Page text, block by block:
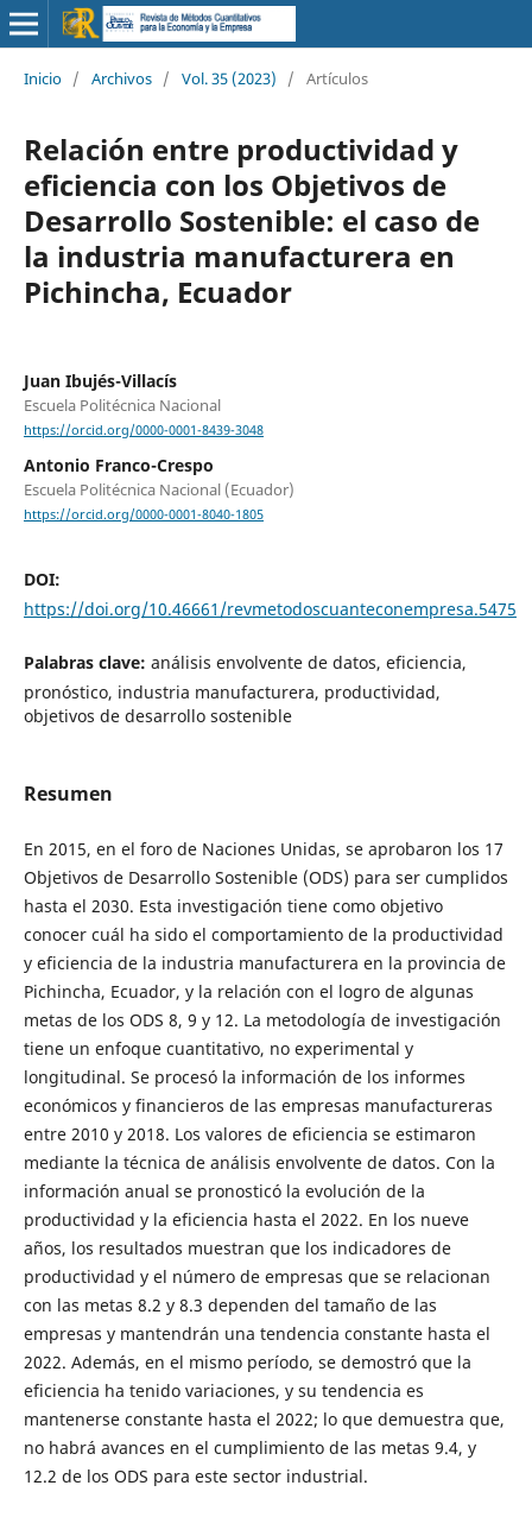
Inicio / Archivos / Vol. 35 (2023) / Artículos
Relación entre productividad y
eficiencia con los Objetivos de
Desarrollo Sostenible: el caso de
la industria manufacturera en
Pichincha, Ecuador
Juan Ibujés-Villacís
Escuela Politécnica Nacional
https://orcid.org/0000-0001-8439-3048
Antonio Franco-Crespo
Escuela Politécnica Nacional (Ecuador)
https://orcid.org/0000-0001-8040-1805
DOI:
https://doi.org/10.46661/revmetodoscuanteconempresa.5475
Palabras clave: análisis envolvente de datos, eficiencia,
pronóstico, industria manufacturera, productividad,
objetivos de desarrollo sostenible
Resumen
En 2015, en el foro de Naciones Unidas, se aprobaron los 17
Objetivos de Desarrollo Sostenible (ODS) para ser cumplidos
hasta el 2030. Esta investigación tiene como objetivo
conocer cuál ha sido el comportamiento de la productividad
y eficiencia de la industria manufacturera en la provincia de
Pichincha, Ecuador, y la relación con el logro de algunas
metas de los ODS 8, 9 y 12. La metodología de investigación
tiene un enfoque cuantitativo, no experimental y
longitudinal. Se procesó la información de los informes
económicos y financieros de las empresas manufactureras
entre 2010 y 2018. Los valores de eficiencia se estimaron
mediante la técnica de análisis envolvente de datos. Con la
información anual se pronosticó la evolución de la
productividad y la eficiencia hasta el 2022. En los nueve
años, los resultados muestran que los indicadores de
productividad y el número de empresas que se relacionan
con las metas 8.2 y 8.3 dependen del tamaño de las
empresas y mantendrán una tendencia constante hasta el
2022. Además, en el mismo período, se demostró que la
eficiencia ha tenido variaciones, y su tendencia es
mantenerse constante hasta el 2022; lo que demuestra que,
no habrá avances en el cumplimiento de las metas 9.4, y
12.2 de los ODS para este sector industrial.